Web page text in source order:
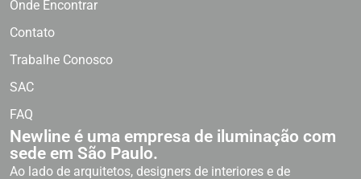
Onde Encontrar
Contato
Trabalhe Conosco
SAC
FAQ
Newline é uma empresa de iluminação com
sede em São Paulo.
Ao lado de arquitetos, designers de interiores e de